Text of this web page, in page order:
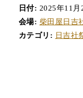
日付: 2025年11
会場: 柴田屋日吉
カテゴリ: 日吉社